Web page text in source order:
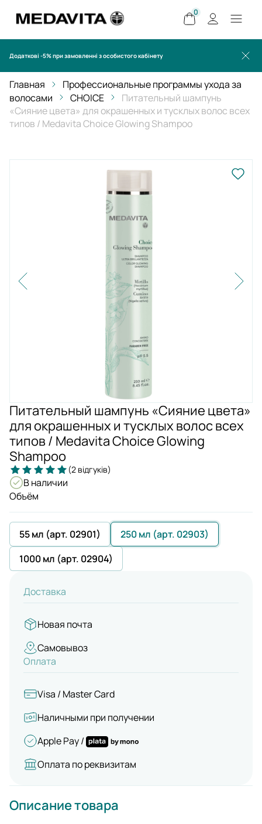
0
Додаткові -5% при замовленні з особистого кабінету
Главная
Профессиональные программы ухода за
волосами
CHOICE
Питательный шампунь
«Сияние цвета» для окрашенных и тусклых волос всех
типов / Medavita Choice Glowing Shampoo
Питательный шампунь «Сияние цвета»
для окрашенных и тусклых волос всех
типов / Medavita Choice Glowing
Shampoo
(2 відгуків)
В наличии
Объём
55 мл (арт. 02901)
250 мл (арт. 02903)
1000 мл (арт. 02904)
Доставка
Новая почта
Самовывоз
Оплата
Visa / Master Card
Наличными при получении
Apple Pay /
Оплата по реквизитам
Описание товара